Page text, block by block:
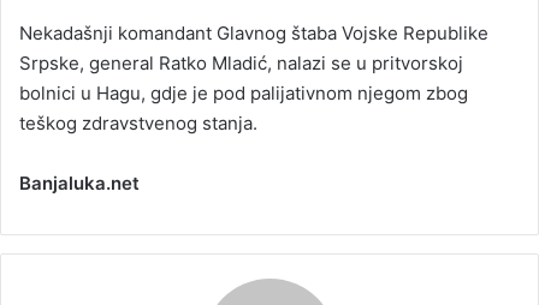
Nekadašnji komandant Glavnog štaba Vojske Republike
Srpske, general Ratko Mladić, nalazi se u pritvorskoj
bolnici u Hagu, gdje je pod palijativnom njegom zbog
teškog zdravstvenog stanja.
Banjaluka.net